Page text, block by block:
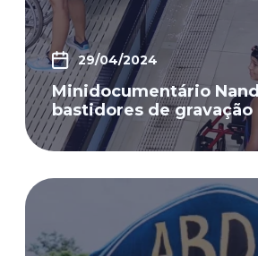
29/04/2024
Minidocumentário
bastidores de gravação